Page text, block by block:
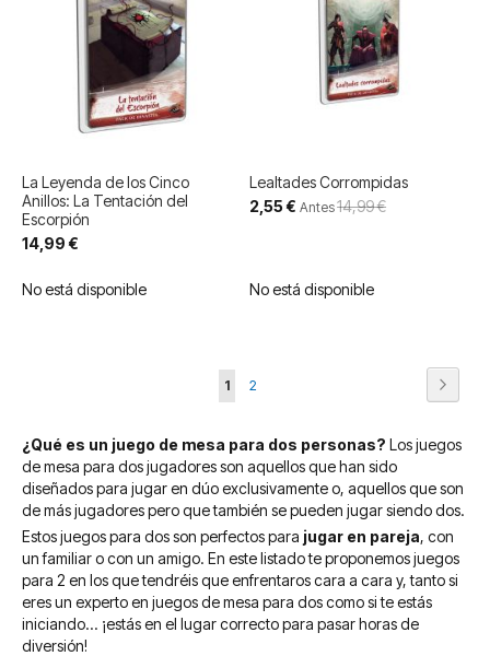
La Leyenda de los Cinco
Anillos: La Tentación del
Escorpión
14,99 €
No está disponible
Lealtades Corrompidas
Precio
especial
2,55 € Antes14,99 €
No está disponible
Página
Actualmente
leyendo
página
1 Página
2
¿Qué es un juego de mesa para dos personas? Los juegos
de mesa para dos jugadores son aquellos que han sido
diseñados para jugar en dúo exclusivamente o, aquellos que son
de más jugadores pero que también se pueden jugar siendo dos.
Estos juegos para dos son perfectos para jugar en pareja, con
un familiar o con un amigo. En este listado te proponemos juegos
para 2 en los que tendréis que enfrentaros cara a cara y, tanto si
eres un experto en juegos de mesa para dos como si te estás
iniciando... ¡estás en el lugar correcto para pasar horas de
diversión!